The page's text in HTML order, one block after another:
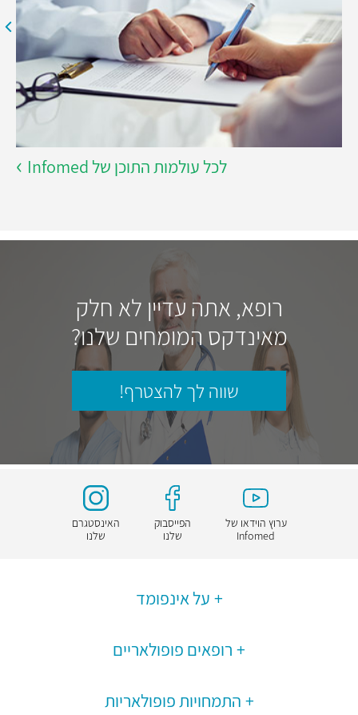
לכל עולמות התוכן של Infomed
רופא, אתה עדיין לא חלק
מאינדקס המומחים שלנו?
שווה לך להצטרף!
ערוץ הוידאו של
Infomed
הפייסבוק
שלנו
האינסטגרם
שלנו
על אינפומד
רופאים פופולאריים
התמחויות פופולאריות